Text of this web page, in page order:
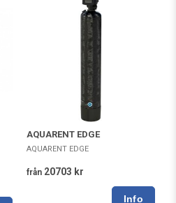
AQUARENT EDGE
AQUARENT EDGE
från 20703 kr